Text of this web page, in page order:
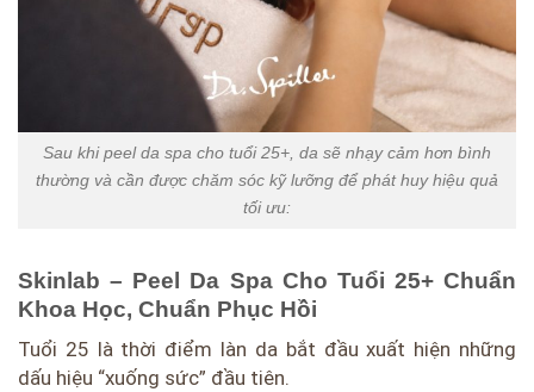
Sau khi peel da spa cho tuổi 25+, da sẽ nhạy cảm hơn bình
thường và cần được chăm sóc kỹ lưỡng để phát huy hiệu quả
tối ưu:
Skinlab – Peel Da Spa Cho Tuổi 25+ Chuẩn
Khoa Học, Chuẩn Phục Hồi
Tuổi 25 là thời điểm làn da bắt đầu xuất hiện những
dấu hiệu “xuống sức” đầu tiên.